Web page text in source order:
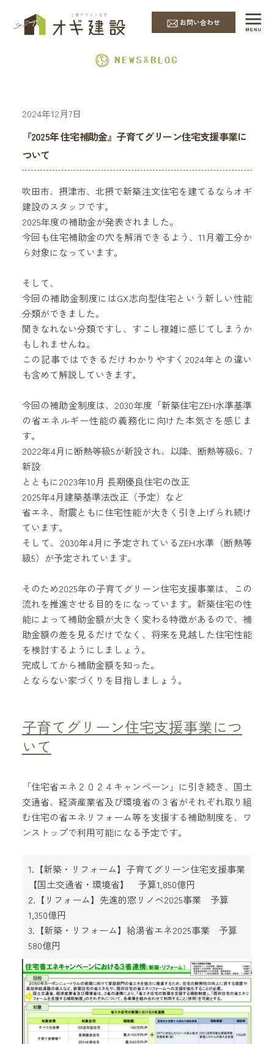
お問い合わせ
EVENT & NEWS
2024年12月7日
『2025年 住宅補助金』子育てグリーン住宅支援事業に
ついて
吹田市、摂津市、北摂で新築注文住宅を建てるならオギ
建設のスタッフです。
2025年度の補助金が発表されました。
今回も住宅補助金の穴を解消できるよう、11月着工分か
ら対象になっています。
そして、
今回の補助金制度にはGX志向型住宅という新しい性能
分類ができました。
聞きなれない分類ですし、すこし複雑に感じてしまうか
もしれませんね。
この記事ではできるだけわかりやすく2024年との違い
も含めて解説していきます。
今回の補助金制度は、2030年度「新築住宅ZEH水準基準
の省エネルギー性能の義務化に向けた本気さを感じま
す。
2022年4月に断熱等級5が新設され、以降、断熱等級6、7
新設
とともに2023年10月 長期優良住宅の改正
2025年4月建築基準法改正（予定）など
省エネ、耐震ともに住宅性能が大きく引き上げられ続け
ています。
そして、2030年4月に予定されているZEH水準（断熱等
級5）が予定されています。
そのため2025年の子育てグリーン住宅支援事業は、この
流れを推進させる目的をになっています。新築住宅の性
能によって補助金額が大きく変わる特徴があるので、補
助金額の差を見るだけでなく、将来を見越した住宅性能
を検討するようにしましょう。
完成してから補助金額を知った。
とならない家づくりを目指しましょう。
子育てグリーン住宅支援事業につ
いて
「住宅省エネ２０２４キャンペーン」に引き続き、国土
交通省、経済産業省及び環境省の３省がそれぞれ取り組
む住宅の省エネリフォーム等を支援する補助制度を、ワ
ンストップで利用可能になる予定です。
1.【新築・リフォーム】子育てグリーン住宅支援事業
【国土交通省・環境省】 予算1,850億円
2.【リフォーム】先進的窓リノベ2025事業 予算
1,350億円
3.【新築・リフォーム】給湯省エネ2025事業 予算
580億円